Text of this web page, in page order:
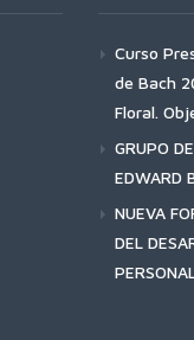
Curso
de Bach
Floral.
GRUPO
EDWARD
NUEVA
DEL